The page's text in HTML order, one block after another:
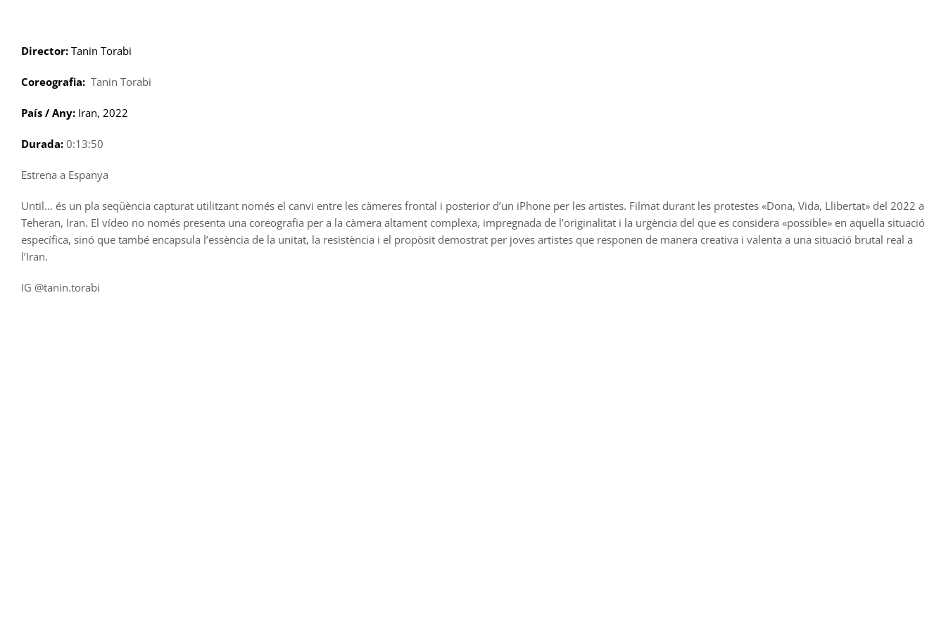
Director: Tanin Torabi
Coreografia: Tanin Torabi
País / Any: Iran, 2022
Durada: 0:13:50
Estrena a Espanya
Until… és un pla seqüència capturat utilitzant només el canvi entre les càmeres frontal i posterior d’un iPhone per les artistes. Filmat durant les protestes «Dona, Vida, Llibertat» del 2022 a
Teheran, Iran. El vídeo no només presenta una coreografia per a la càmera altament complexa, impregnada de l’originalitat i la urgència del que es considera «possible» en aquella situació
específica, sinó que també encapsula l’essència de la unitat, la resistència i el propòsit demostrat per joves artistes que responen de manera creativa i valenta a una situació brutal real a
l’Iran.
IG @tanin.torabi